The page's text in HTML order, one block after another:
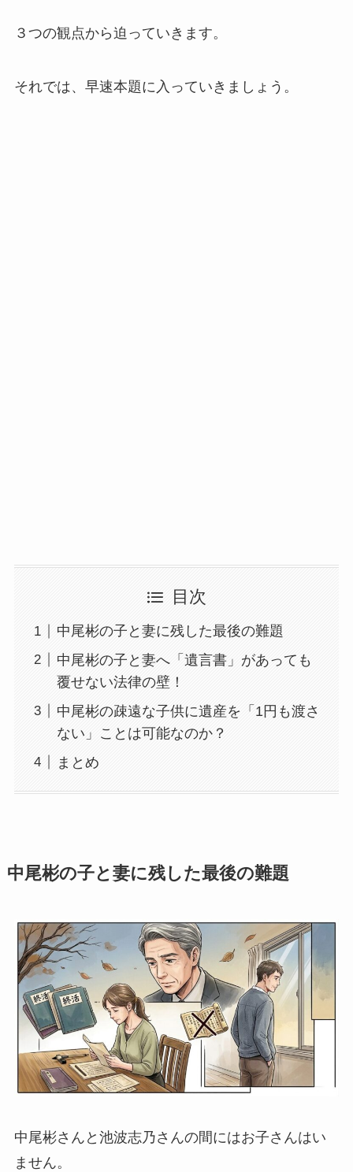
３つの観点から迫っていきます。
それでは、早速本題に入っていきましょう。
目次
中尾彬の子と妻に残した最後の難題
中尾彬の子と妻へ「遺言書」があっても
覆せない法律の壁！
中尾彬の疎遠な子供に遺産を「1円も渡さ
ない」ことは可能なのか？
まとめ
中尾彬の子と妻に残した最後の難題
中尾彬さんと池波志乃さんの間にはお子さんはい
ません。